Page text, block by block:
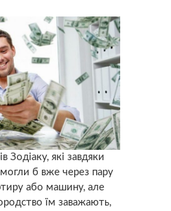
Зодіаку, які завдяки
б вже через пару
або машину, але
їм заважають,